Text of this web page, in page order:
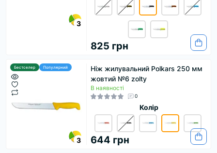
3
825 грн
Бестселер Популярний
3
Ніж жилувальний Polkars 250 мм
жовтий №6 zolty
В наявності
0
Колір
644 грн